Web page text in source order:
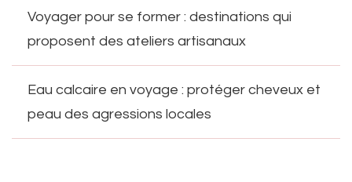
Voyager pour se former : destinations qui
proposent des ateliers artisanaux
Eau calcaire en voyage : protéger cheveux et
peau des agressions locales